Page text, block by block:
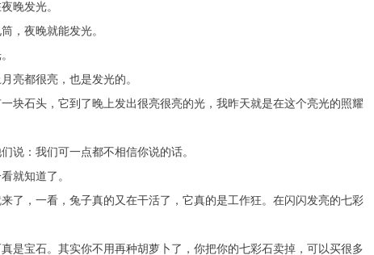
晚发光。
夜晚就能发光。
都很亮，也是发光的。
石头，它到了晚上发出很亮很亮的光，我昨天就是在这个亮光的照耀
：我们可一点都不相信你说的话。
就知道了。
，一看，兔子真的又在干活了，它真的是工作狂。在闪闪发亮的七彩
宝石。其实你不用再种胡萝卜了，你把你的七彩石卖掉，可以买很多